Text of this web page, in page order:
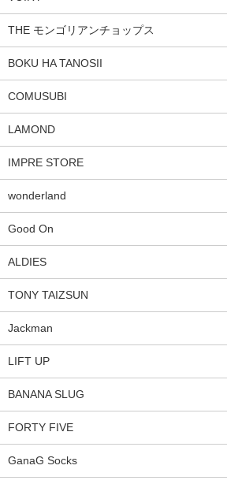
THE モンゴリアンチョップス
BOKU HA TANOSII
COMUSUBI
LAMOND
IMPRE STORE
wonderland
Good On
ALDIES
TONY TAIZSUN
Jackman
LIFT UP
BANANA SLUG
FORTY FIVE
GanaG Socks